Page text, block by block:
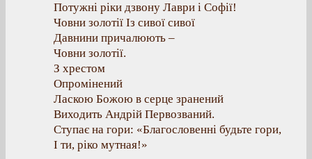
Потужні ріки дзвону Лаври і Софії!
Човни золотії Із сивої сивої
Давнини причалюють –
Човни золотії.
З хрестом
Опромінений
Ласкою Божою в серце зранений
Виходить Андрій Первозваний.
Ступає на гори: «Благословенні будьте гори,
І ти, ріко мутная!»